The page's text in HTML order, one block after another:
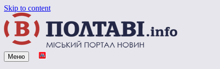
Skip to content
Vpoltave.info
Полтавский портал новостей
Меню